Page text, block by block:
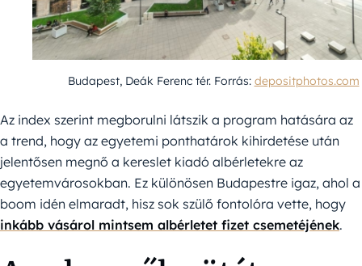
Budapest, Deák Ferenc tér. Forrás: depositphotos.com
Az index szerint megborulni látszik a program hatására az
a trend, hogy az egyetemi ponthatárok kihirdetése után
jelentősen megnő a kereslet kiadó albérletekre az
egyetemvárosokban. Ez különösen Budapestre igaz, ahol a
boom idén elmaradt, hisz sok szülő fontolóra vette, hogy
inkább vásárol mintsem albérletet fizet csemetéjének.